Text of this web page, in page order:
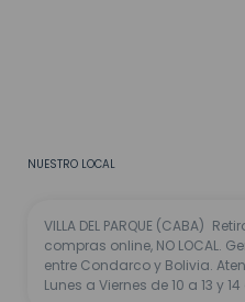
NUESTRO LOCAL
VILLA DEL PARQUE (CABA)
compras online, NO LOCAL.
entre Condarco y Bolivia.
Lunes a Viernes de 10 a 13 y 14